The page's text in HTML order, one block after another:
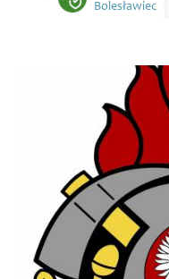
Bolesławiec